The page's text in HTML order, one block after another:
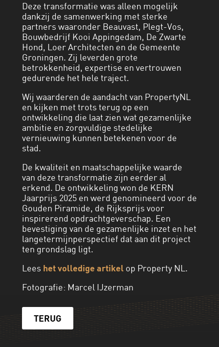
Deze transformatie was alleen mogelijk
dankzij de samenwerking met sterke
partners waaronder Beauvast, Plegt‑Vos,
Bouwbedrijf Kooi Appingedam, De Zwarte
Hond, Loer Architecten en de Gemeente
Groningen. Zij leverden grote
betrokkenheid, expertise en vertrouwen
gedurende het hele traject.
Wij waarderen de aandacht van PropertyNL
en kijken met trots terug op een
ontwikkeling die laat zien wat gezamenlijke
ambitie en zorgvuldige stedelijke
vernieuwing kunnen betekenen voor de
stad.
De kwaliteit en maatschappelijke waarde
van deze transformatie zijn eerder al
erkend. De ontwikkeling won de KERN
Jaarprijs 2025 en werd genomineerd voor de
Gouden Piramide, de Rijksprijs voor
inspirerend opdrachtgeverschap. Een
bevestiging van de gezamenlijke inzet en het
langetermijnperspectief dat aan dit project
ten grondslag ligt.
Lees het volledige artikel op Property NL.
Fotografie: Marcel IJzerman
TERUG